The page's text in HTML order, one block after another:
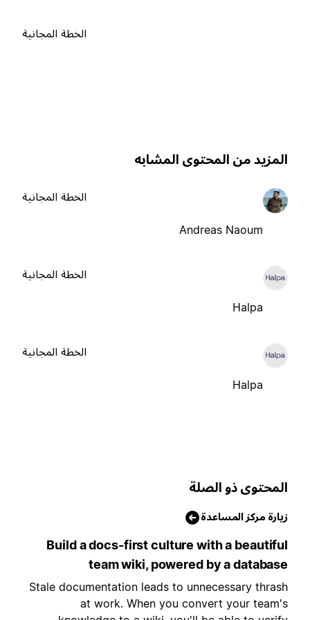
الخطة المجانية
من المحتوى المشابه
Andreas Naoum
الخطة المجانية
Halpa
الخطة المجانية
Halpa
الخطة المجانية
ذو الصلة
مركز المساعدة
Build a docs-first culture with a
team wiki, powered by a
Stale documentation leads to unnecessary
at work. When you convert your